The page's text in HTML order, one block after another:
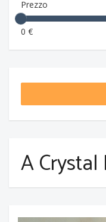
Prezzo
0 €
A